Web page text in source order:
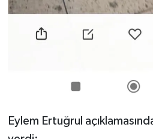
Eylem Ertuğrul